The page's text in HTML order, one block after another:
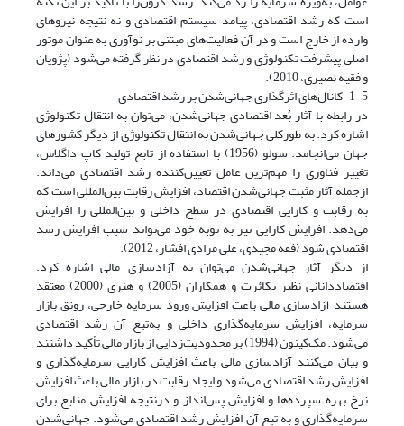
است که رشد اقتصادی، پیامد سیستم اقتصادی و نه نتیجه نیروهای
وارده از خارج است و در آن فعالیت‌های مبتنی بر نوآوری به عنوان موتور
اصلی پیشرفت تکنولوژی و رشد اقتصادی در نظر گرفته می‌شود (پژویان
و فقیه نصیری، 2010).
1-5-کانال‌های اثرگذاری جهانی‌شدن بر رشد اقتصادی
در رابطه با آثار بُعد اقتصادی جهانی‌شدن، می‌توان به انتقال تکنولوژی
اشاره کرد. به طورکلی جهانی‌شدن به انتقال تکنولوژی از دیگر کشورهای
جهان می‌انجامد. سولو (1956) با استفاده از تابع تولید کاپ داگلاس،
تغییر فناوری را مهم‌ترین عامل تعیین‌کننده رشد اقتصادی می‌داند.
ازجمله آثار مثبت جهانی‌شدن اقتصاد، افزایش رقابت بین‌المللی است که
به رقابت و کارایی اقتصادی در سطح داخلی و بین‌المللی را افزایش
می‌دهد. افزایش کارایی نیز به نوبه خود می‌تواند سبب افزایش رشد
اقتصادی شود (فقه مجیدی، علی مرادی افشار، 2012).
از دیگر آثار جهانی‌شدن می‌توان به آزادسازی مالی اشاره کرد.
اقتصاددانانی نظیر بکائرت و همکاران (2005) و هنری (2000) معتقد
هستند آزادسازی مالی باعث افزایش ورود سرمایه خارجی، رونق بازار
سرمایه، افزایش سرمایه‌گذاری داخلی و به‌تبع آن رشد اقتصادی
می‌شود. مک‌کینون (1994) بر محدودیت‌زدایی از بازار مالی تأکید داشتند
و بیان می‌کنند آزادسازی مالی باعث افزایش کارایی سرمایه‌گذاری و
افزایش رشد اقتصادی می‌شود و ایجاد رقابت در بازار مالی باعث افزایش
نرخ بهره سپرده‌ها و افزایش پس‌انداز و درنتیجه افزایش منابع برای
سرمایه‌گذاری و به تبع آن افزایش رشد اقتصادی می‌شود. جهانی‌شدن